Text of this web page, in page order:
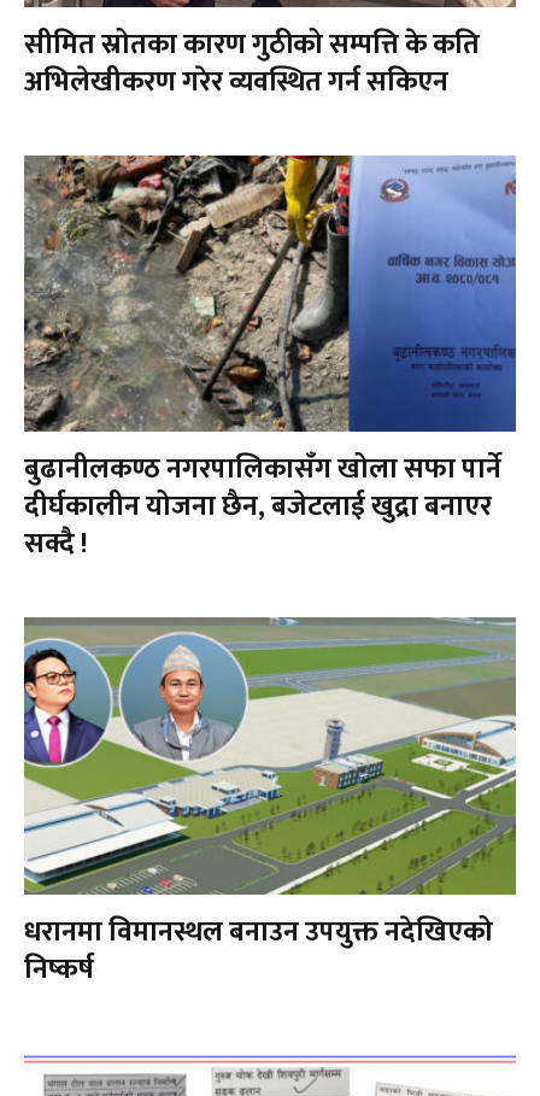
सीमित स्रोतका कारण गुठीको सम्पत्ति के कति
अभिलेखीकरण गरेर व्यवस्थित गर्न सकिएन
बुढानीलकण्ठ नगरपालिकासँग खोला सफा पार्ने
दीर्घकालीन योजना छैन, बजेटलाई खुद्रा बनाएर
सक्दै !
धरानमा विमानस्थल बनाउन उपयुक्त नदेखिएको
निष्कर्ष